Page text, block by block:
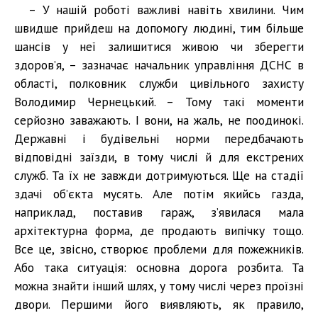
– У нашій роботі важливі навіть хвилини. Чим
швидше прийдеш на допомогу людині, тим більше
шансів у неї залишитися живою чи зберегти
здоров’я, – зазначає начальник управління ДСНС в
області, полковник служби цивільного захисту
Володимир Чернецький. – Тому такі моменти
серйозно заважають. І вони, на жаль, не поодинокі.
Державні і будівельні норми передбачають
відповідні заїзди, в тому числі й для екстрених
служб. Та їх не завжди дотримуються. Ще на стадії
здачі об’єкта мусять. Але потім якийсь газда,
наприклад, поставив гараж, з’явилася мала
архітектурна форма, де продають випічку тощо.
Все це, звісно, створює проблеми для пожежників.
Або така ситуація: основна дорога розбита. Та
можна знайти інший шлях, у тому числі через проїзні
двори. Першими його виявляють, як правило,